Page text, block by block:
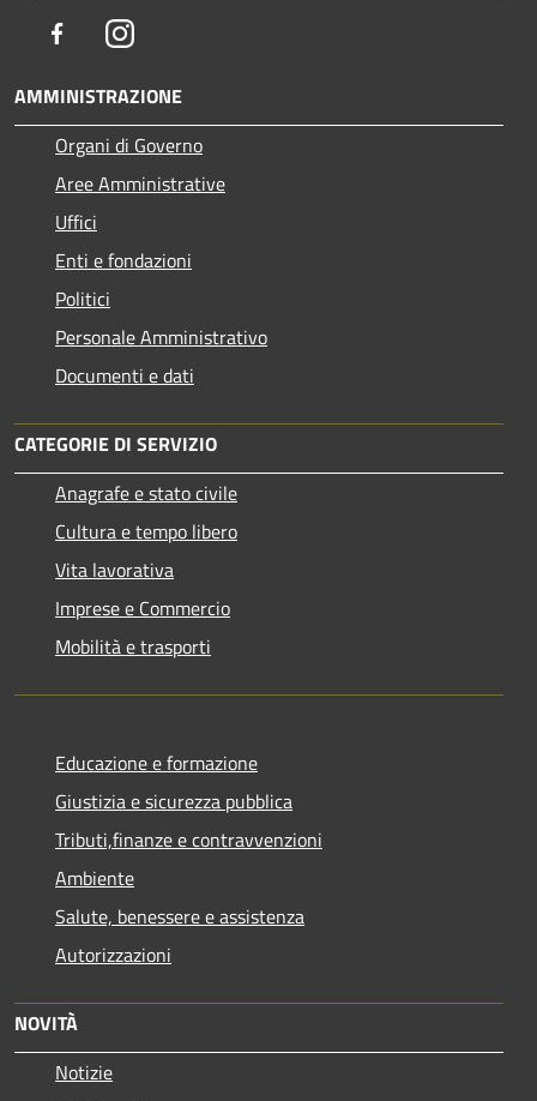
FacebookInstagram
AMMINISTRAZIONE
Organi di Governo
Aree Amministrative
Uffici
Enti e fondazioni
Politici
Personale Amministrativo
Documenti e dati
CATEGORIE DI SERVIZIO
Anagrafe e stato civile
Cultura e tempo libero
Vita lavorativa
Imprese e Commercio
Mobilità e trasporti
Educazione e formazione
Giustizia e sicurezza pubblica
Tributi,finanze e contravvenzioni
Ambiente
Salute, benessere e assistenza
Autorizzazioni
NOVITÀ
Notizie